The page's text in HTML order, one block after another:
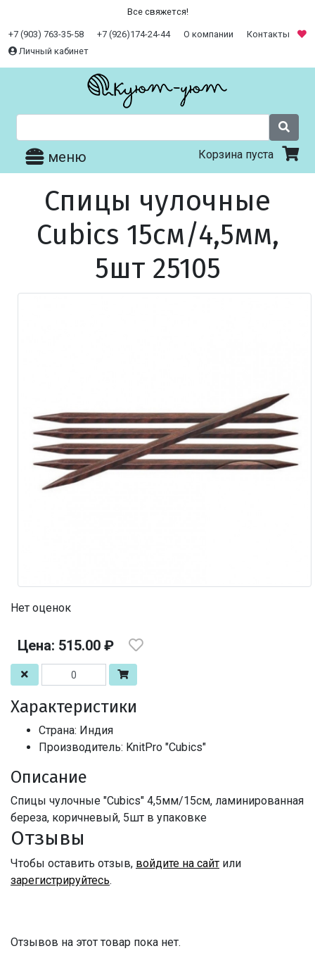
Все свяжется!
+7 (903) 763-35-58 +7 (926)174-24-44 О компании
Контакты
Личный кабинет
меню Корзина пуста
Спицы чулочные
Cubics 15см/4,5мм,
5шт 25105
Нет оценок
Цена: 515.00 ₽
Характеристики
Страна: Индия
Производитель: KnitPro "Cubics"
Описание
Спицы чулочные "Cubics" 4,5мм/15см, ламинированная
береза, коричневый, 5шт в упаковке
Отзывы
Чтобы оставить отзыв, войдите на сайт или
зарегистрируйтесь.
Отзывов на этот товар пока нет.